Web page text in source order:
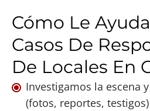
Cómo Le
Casos De
De Locales En
Investigamos la escena
(fotos, reportes, testigos)